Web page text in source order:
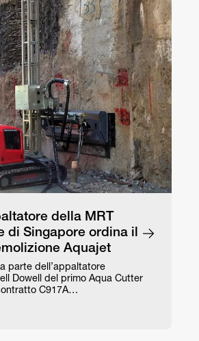
della MRT
di Singapore ordina il
Aquajet
parte dell’appaltatore
Dowell del primo Aqua Cutter
C917A…